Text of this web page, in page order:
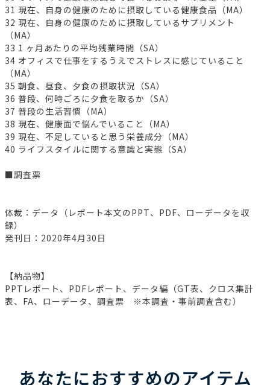
31 現在、自身の健康のために摂取している健康食品（MA）
32 現在、自身の健康のために摂取しているサプリメント
（MA）
33 1 ヶ月あたりの平均残業時間（SA）
34 オフィスで仕事をするうえでストレスに感じていること
（MA）
35 朝食、昼食、夕食の摂取状況（SA）
36 普段、何時ごろに夕食を取るか（SA）
37 普段の生活習慣（MA）
38 現在、健康面で悩んでいること（MA）
39 現在、不足していると思う栄養成分（MA）
40 ライフスタイルに関する意識と実態（SA）
■調査票
体裁：データ（レポート本文のPPT、PDF、ローデータを収
録）
発刊日：2020年4月30日
【納品物】
PPTレポート、PDFレポート、データ編（GT表、クロス集計
表、FA、ローデータ、調査票 ※本調査・事前調査含む）
あなたにおすすめのアイテム